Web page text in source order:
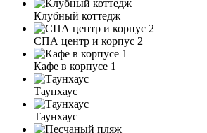
Клубный коттедж
СПА центр и корпус 2
Кафе в корпусе 1
Таунхаус
Таунхаус